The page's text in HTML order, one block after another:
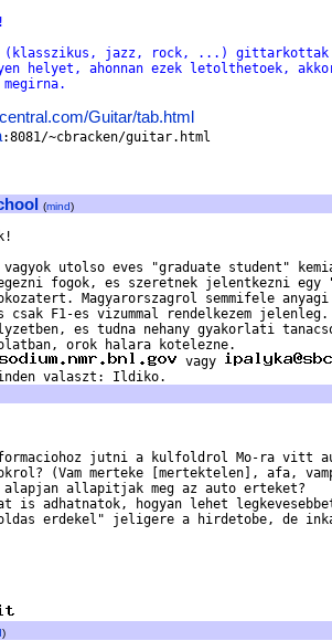
(klasszikus, jazz, rock, ...) gittarkottak
helyet, ahonnan ezek letolthetoek,
megirna.
Guitar/tab.html
(mind)
vagyok utolso eves "graduate student"
fogok, es szeretnek jelentkezni egy
Magyarorszagrol semmifele
csak F1-es vizummal rendelkezem
es tudna nehany gyakorlati
orok halara kotelezne.
vagy
jutni a kulfoldrol Mo-ra vitt
(Vam merteke [mertektelen], afa,
alapjan allapitjak meg az auto erteket?
is adhatnatok, hogyan lehet
erdekel" jeligere a hirdetobe, de
)